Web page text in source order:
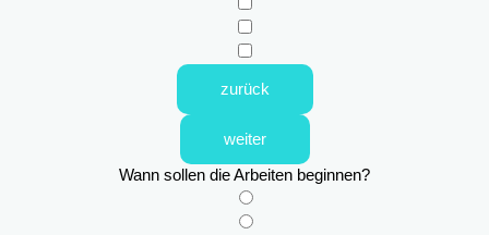
zurück
weiter
Wann sollen die Arbeiten beginnen?